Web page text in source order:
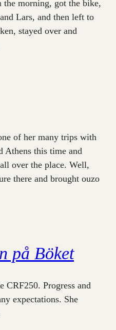
morning, got the bike,
Lars, and then left to
stayed over and
of her many trips with
Athens this time and
over the place. Well,
there and brought ouzo
på Böket
CRF250. Progress and
expectations. She